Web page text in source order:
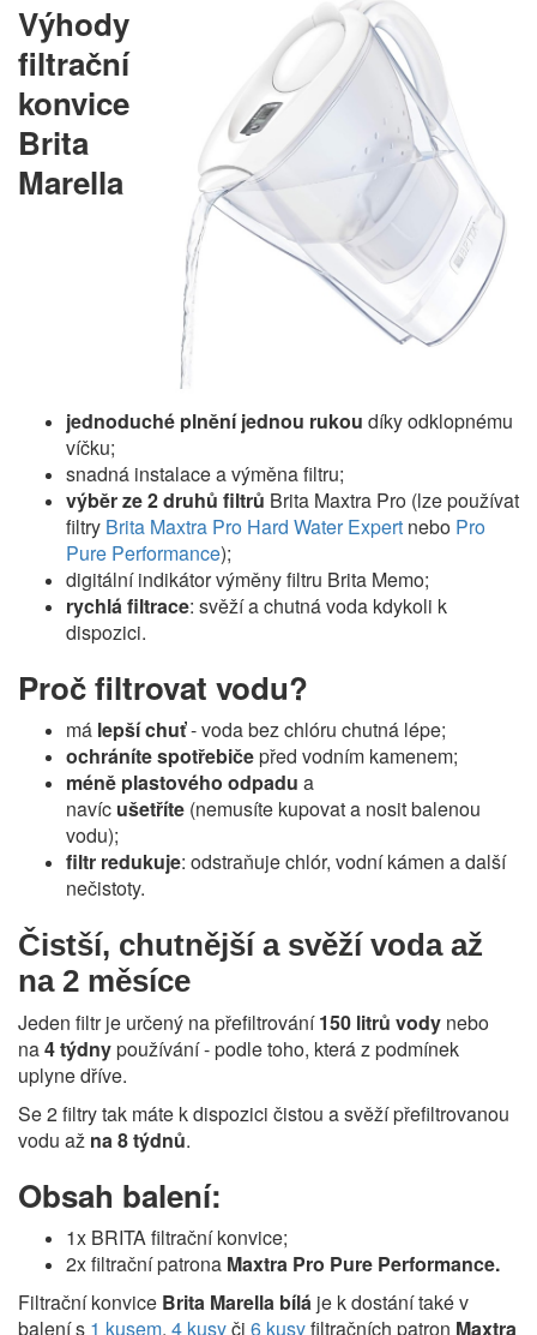
Výhody
filtrační
konvice
Brita
Marella
jednoduché plnění jednou rukou díky odklopnému
víčku;
snadná instalace a výměna filtru;
výběr ze 2 druhů filtrů Brita Maxtra Pro (lze používat
filtry Brita Maxtra Pro Hard Water Expert nebo Pro
Pure Performance);
digitální indikátor výměny filtru Brita Memo;
rychlá filtrace: svěží a chutná voda kdykoli k
dispozici.
Proč filtrovat vodu?
má lepší chuť- voda bez chlóru chutná lépe;
ochráníte spotřebičepřed vodním kamenem;
méně plastového odpadu a
navíc ušetříte (nemusíte kupovat a nosit balenou
vodu);
filtr redukuje: odstraňuje chlór, vodní kámen a další
nečistoty.
Čistší, chutnější a svěží voda až
na 2 měsíce
Jeden filtr je určený na přefiltrování150 litrů vody nebo
na4 týdnypoužívání - podle toho, která z podmínek
uplyne dříve.
Se 2 filtry tak máte k dispozici čistou a svěží přefiltrovanou
vodu až na 8 týdnů.
Obsah balení:
1x BRITA filtrační konvice;
2x filtrační patrona Maxtra Pro Pure Performance.
Filtrační konvice Brita Marella bílá je k dostání také v
balení s 1 kusem, 4 kusyči 6 kusyfiltračních patron Maxtra